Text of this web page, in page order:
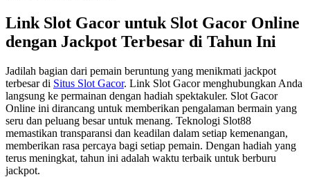
Link Slot Gacor untuk Slot Gacor Online
dengan Jackpot Terbesar di Tahun Ini
Jadilah bagian dari pemain beruntung yang menikmati jackpot
terbesar di Situs Slot Gacor. Link Slot Gacor menghubungkan Anda
langsung ke permainan dengan hadiah spektakuler. Slot Gacor
Online ini dirancang untuk memberikan pengalaman bermain yang
seru dan peluang besar untuk menang. Teknologi Slot88
memastikan transparansi dan keadilan dalam setiap kemenangan,
memberikan rasa percaya bagi setiap pemain. Dengan hadiah yang
terus meningkat, tahun ini adalah waktu terbaik untuk berburu
jackpot.